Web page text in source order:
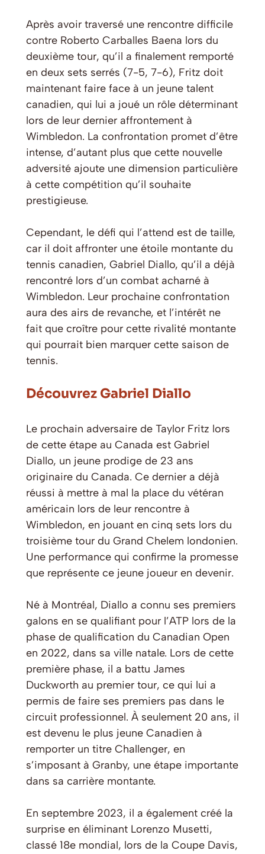
Après avoir traversé une rencontre difficile
contre Roberto Carballes Baena lors du
deuxième tour, qu’il a finalement remporté
en deux sets serrés (7-5, 7-6), Fritz doit
maintenant faire face à un jeune talent
canadien, qui lui a joué un rôle déterminant
lors de leur dernier affrontement à
Wimbledon. La confrontation promet d’être
intense, d’autant plus que cette nouvelle
adversité ajoute une dimension particulière
à cette compétition qu’il souhaite
prestigieuse.
Cependant, le défi qui l’attend est de taille,
car il doit affronter une étoile montante du
tennis canadien, Gabriel Diallo, qu’il a déjà
rencontré lors d’un combat acharné à
Wimbledon. Leur prochaine confrontation
aura des airs de revanche, et l’intérêt ne
fait que croître pour cette rivalité montante
qui pourrait bien marquer cette saison de
tennis.
Découvrez Gabriel Diallo
Le prochain adversaire de Taylor Fritz lors
de cette étape au Canada est Gabriel
Diallo, un jeune prodige de 23 ans
originaire du Canada. Ce dernier a déjà
réussi à mettre à mal la place du vétéran
américain lors de leur rencontre à
Wimbledon, en jouant en cinq sets lors du
troisième tour du Grand Chelem londonien.
Une performance qui confirme la promesse
que représente ce jeune joueur en devenir.
Né à Montréal, Diallo a connu ses premiers
galons en se qualifiant pour l’ATP lors de la
phase de qualification du Canadian Open
en 2022, dans sa ville natale. Lors de cette
première phase, il a battu James
Duckworth au premier tour, ce qui lui a
permis de faire ses premiers pas dans le
circuit professionnel. À seulement 20 ans, il
est devenu le plus jeune Canadien à
remporter un titre Challenger, en
s’imposant à Granby, une étape importante
dans sa carrière montante.
En septembre 2023, il a également créé la
surprise en éliminant Lorenzo Musetti,
classé 18e mondial, lors de la Coupe Davis,